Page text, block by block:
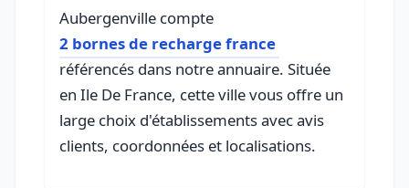
Aubergenville compte
2 bornes de recharge france
référencés dans notre annuaire. Située
en Ile De France, cette ville vous offre un
large choix d'établissements avec avis
clients, coordonnées et localisations.